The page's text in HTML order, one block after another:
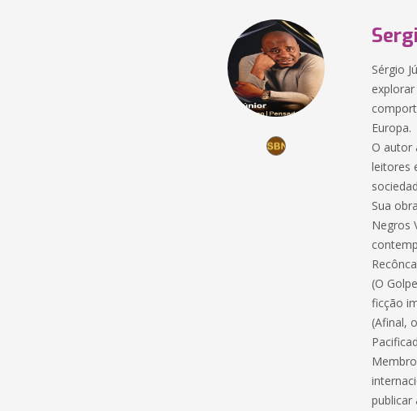
Sérgio
Europa.
O autor
leitores
Sua
Negros
(O
ficção
(Afinal,
publicar